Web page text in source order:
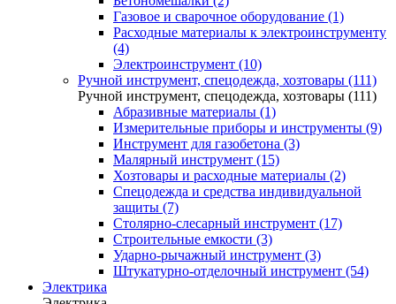
Газовое и сварочное оборудование (1)
Расходные материалы к электроинструменту
(4)
Электроинструмент (10)
Ручной инструмент, спецодежда, хозтовары (111)
Ручной инструмент, спецодежда, хозтовары (111)
Абразивные материалы (1)
Измерительные приборы и инструменты (9)
Инструмент для газобетона (3)
Малярный инструмент (15)
Хозтовары и расходные материалы (2)
Спецодежда и средства индивидуальной
защиты (7)
Столярно-слесарный инструмент (17)
Строительные емкости (3)
Ударно-рычажный инструмент (3)
Штукатурно-отделочный инструмент (54)
Электрика